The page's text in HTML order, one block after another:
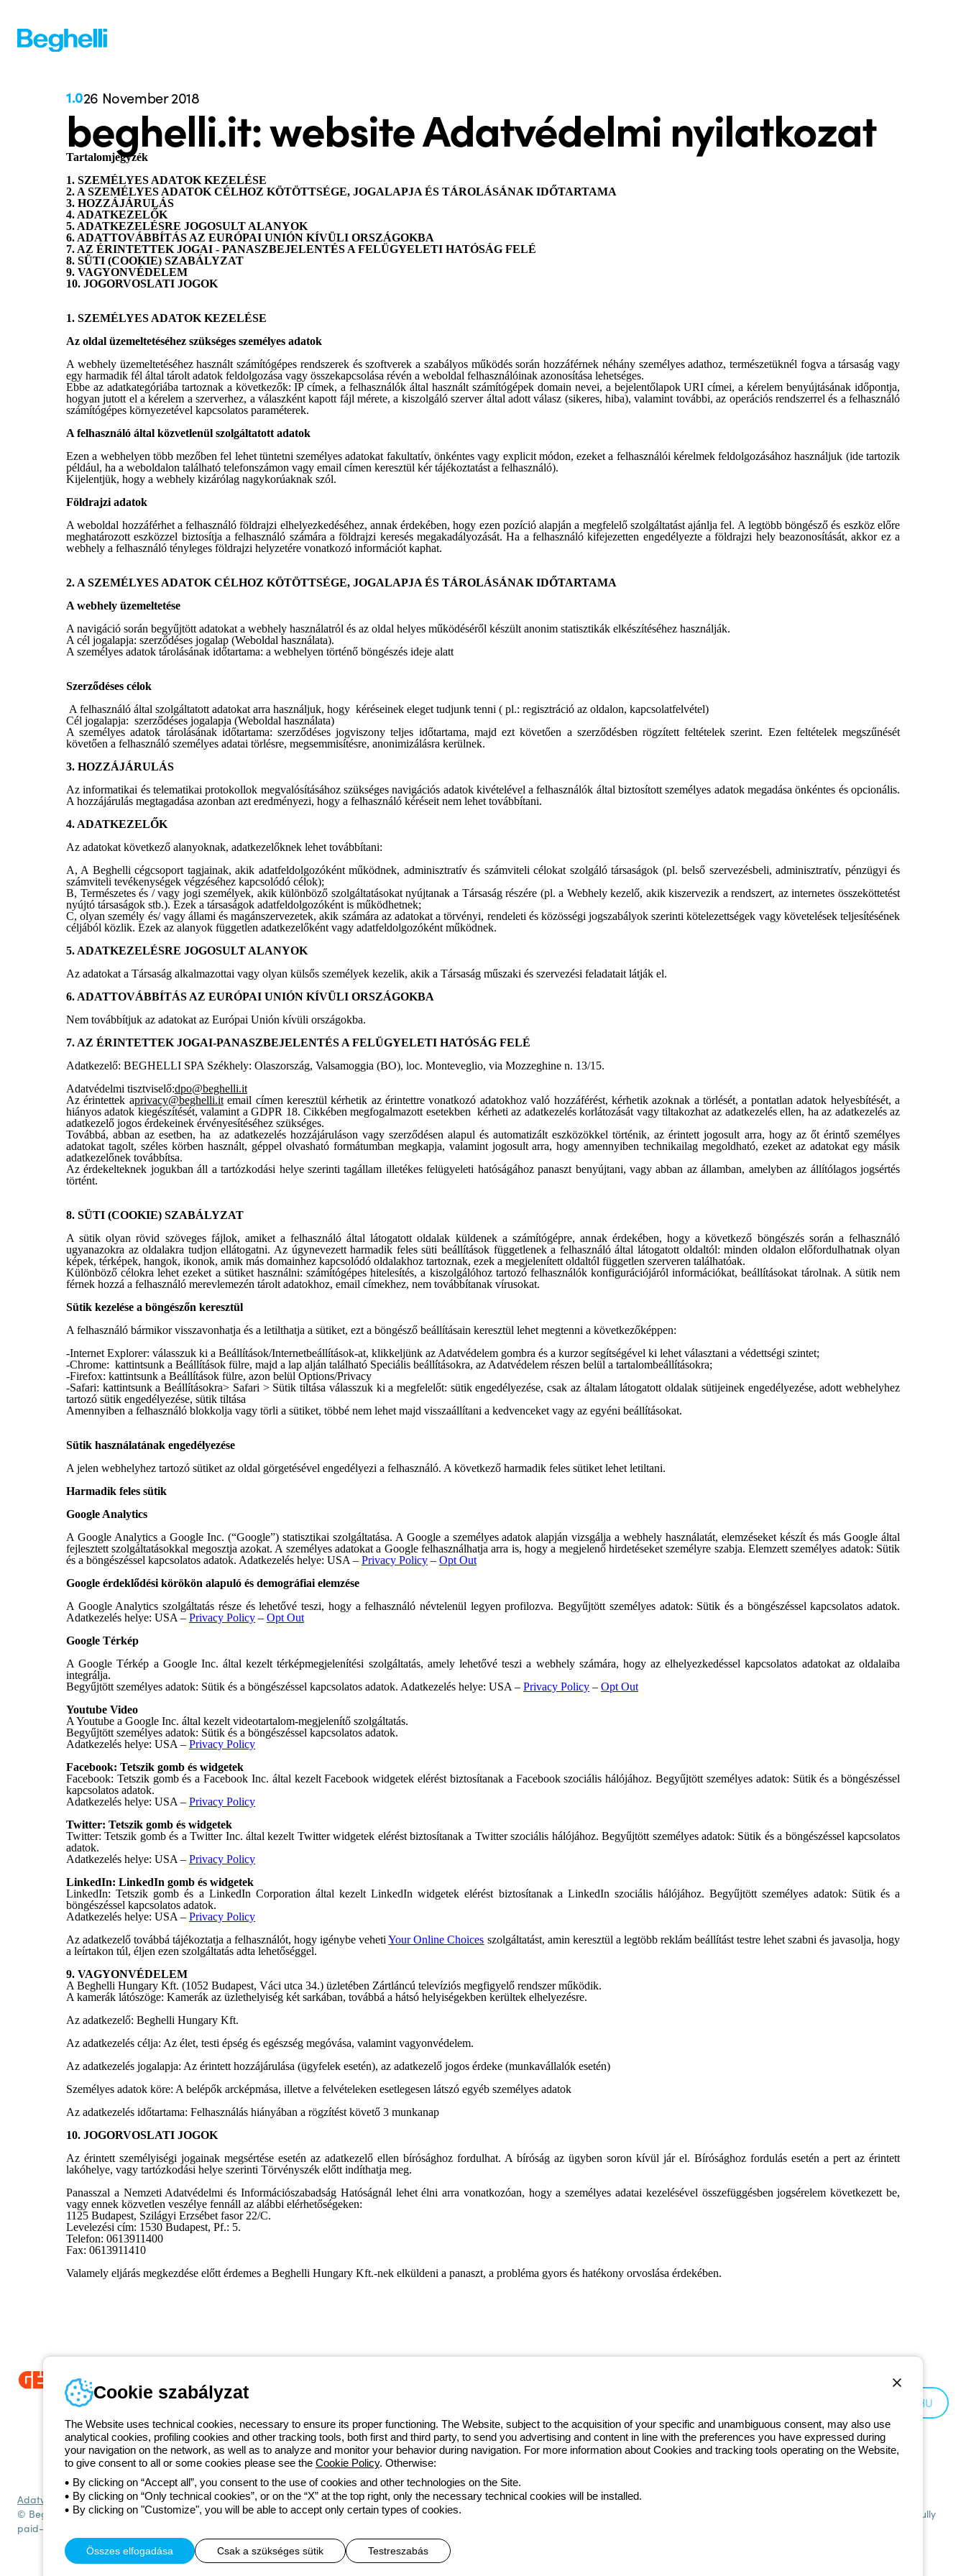
1.026 November 2018
beghelli.it: website Adatvédelmi nyilatkozat
Tartalomjegyzék
1. SZEMÉLYES ADATOK KEZELÉSE
2. A SZEMÉLYES ADATOK CÉLHOZ KÖTÖTTSÉGE, JOGALAPJA ÉS TÁROLÁSÁNAK IDŐTARTAMA
3. HOZZÁJÁRULÁS
4. ADATKEZELŐK
5. ADATKEZELÉSRE JOGOSULT ALANYOK
6. ADATTOVÁBBÍTÁS AZ EURÓPAI UNIÓN KÍVÜLI ORSZÁGOKBA
7. AZ ÉRINTETTEK JOGAI - PANASZBEJELENTÉS A FELÜGYELETI HATÓSÁG FELÉ
8. SÜTI (COOKIE) SZABÁLYZAT
9. VAGYONVÉDELEM
10. JOGORVOSLATI JOGOK
1. SZEMÉLYES ADATOK KEZELÉSE
Az oldal üzemeltetéséhez szükséges személyes adatok
A webhely üzemeltetéséhez használt számítógépes rendszerek és szoftverek a szabályos működés során hozzáférnek néhány személyes adathoz, természetüknél fogva a társaság vagy
egy harmadik fél által tárolt adatok feldolgozása vagy összekapcsolása révén a weboldal felhasználóinak azonosítása lehetséges.
Ebbe az adatkategóriába tartoznak a következők: IP címek, a felhasználók által használt számítógépek domain nevei, a bejelentőlapok URI címei, a kérelem benyújtásának időpontja,
hogyan jutott el a kérelem a szerverhez, a válaszként kapott fájl mérete, a kiszolgáló szerver által adott válasz (sikeres, hiba), valamint további, az operációs rendszerrel és a felhasználó
számítógépes környezetével kapcsolatos paraméterek.
A felhasználó által közvetlenül szolgáltatott adatok
Ezen a webhelyen több mezőben fel lehet tüntetni személyes adatokat fakultatív, önkéntes vagy explicit módon, ezeket a felhasználói kérelmek feldolgozásához használjuk (ide tartozik
például, ha a weboldalon található telefonszámon vagy email címen keresztül kér tájékoztatást a felhasználó).
Kijelentjük, hogy a webhely kizárólag nagykorúaknak szól.
Földrajzi adatok
A weboldal hozzáférhet a felhasználó földrajzi elhelyezkedéséhez, annak érdekében, hogy ezen pozíció alapján a megfelelő szolgáltatást ajánlja fel. A legtöbb böngésző és eszköz előre
meghatározott eszközzel biztosítja a felhasználó számára a földrajzi keresés megakadályozását. Ha a felhasználó kifejezetten engedélyezte a földrajzi hely beazonosítását, akkor ez a
webhely a felhasználó tényleges földrajzi helyzetére vonatkozó információt kaphat.
2. A SZEMÉLYES ADATOK CÉLHOZ KÖTÖTTSÉGE, JOGALAPJA ÉS TÁROLÁSÁNAK IDŐTARTAMA
A webhely üzemeltetése
A navigáció során begyűjtött adatokat a webhely használatról és az oldal helyes működéséről készült anonim statisztikák elkészítéséhez használják.
A cél jogalapja: szerződéses jogalap (Weboldal használata).
A személyes adatok tárolásának időtartama: a webhelyen történő böngészés ideje alatt
Szerződéses célok
A felhasználó által szolgáltatott adatokat arra használjuk, hogy kéréseinek eleget tudjunk tenni ( pl.: regisztráció az oldalon, kapcsolatfelvétel)
Cél jogalapja: szerződéses jogalapja (Weboldal használata)
A személyes adatok tárolásának időtartama: szerződéses jogviszony teljes időtartama, majd ezt követően a szerződésben rögzített feltételek szerint. Ezen feltételek megszűnését
követően a felhasználó személyes adatai törlésre, megsemmisítésre, anonimizálásra kerülnek.
3. HOZZÁJÁRULÁS
Az informatikai és telematikai protokollok megvalósításához szükséges navigációs adatok kivételével a felhasználók által biztosított személyes adatok megadása önkéntes és opcionális.
A hozzájárulás megtagadása azonban azt eredményezi, hogy a felhasználó kéréseit nem lehet továbbítani.
4. ADATKEZELŐK
Az adatokat következő alanyoknak, adatkezelőknek lehet továbbítani:
A, A Beghelli cégcsoport tagjainak, akik adatfeldolgozóként működnek, adminisztratív és számviteli célokat szolgáló társaságok (pl. belső szervezésbeli, adminisztratív, pénzügyi és
számviteli tevékenységek végzéséhez kapcsolódó célok);
B, Természetes és / vagy jogi személyek, akik különböző szolgáltatásokat nyújtanak a Társaság részére (pl. a Webhely kezelő, akik kiszervezik a rendszert, az internetes összeköttetést
nyújtó társaságok stb.). Ezek a társaságok adatfeldolgozóként is működhetnek;
C, olyan személy és/ vagy állami és magánszervezetek, akik számára az adatokat a törvényi, rendeleti és közösségi jogszabályok szerinti kötelezettségek vagy követelések teljesítésének
céljából közlik. Ezek az alanyok független adatkezelőként vagy adatfeldolgozóként működnek.
5. ADATKEZELÉSRE JOGOSULT ALANYOK
Az adatokat a Társaság alkalmazottai vagy olyan külsős személyek kezelik, akik a Társaság műszaki és szervezési feladatait látják el.
6. ADATTOVÁBBÍTÁS AZ EURÓPAI UNIÓN KÍVÜLI ORSZÁGOKBA
Nem továbbítjuk az adatokat az Európai Unión kívüli országokba.
7. AZ ÉRINTETTEK JOGAI-PANASZBEJELENTÉS A FELÜGYELETI HATÓSÁG FELÉ
Adatkezelő: BEGHELLI SPA Székhely: Olaszország, Valsamoggia (BO), loc. Monteveglio, via Mozzeghine n. 13/15.
Adatvédelmi tisztviselő:dpo@beghelli.it
Az érintettek aprivacy@beghelli.itemail címen keresztül kérhetik az érintettre vonatkozó adatokhoz való hozzáférést, kérhetik azoknak a törlését, a pontatlan adatok helyesbítését, a
hiányos adatok kiegészítését, valamint a GDPR 18. Cikkében megfogalmazott esetekben kérheti az adatkezelés korlátozását vagy tiltakozhat az adatkezelés ellen, ha az adatkezelés az
adatkezelő jogos érdekeinek érvényesítéséhez szükséges.
Továbbá, abban az esetben, ha az adatkezelés hozzájáruláson vagy szerződésen alapul és automatizált eszközökkel történik, az érintett jogosult arra, hogy az őt érintő személyes
adatokat tagolt, széles körben használt, géppel olvasható formátumban megkapja, valamint jogosult arra, hogy amennyiben technikailag megoldható, ezeket az adatokat egy másik
adatkezelőnek továbbítsa.
Az érdekelteknek jogukban áll a tartózkodási helye szerinti tagállam illetékes felügyeleti hatóságához panaszt benyújtani, vagy abban az államban, amelyben az állítólagos jogsértés
történt.
8. SÜTI (COOKIE) SZABÁLYZAT
A sütik olyan rövid szöveges fájlok, amiket a felhasználó által látogatott oldalak küldenek a számítógépre, annak érdekében, hogy a következő böngészés során a felhasználó
ugyanazokra az oldalakra tudjon ellátogatni. Az úgynevezett harmadik feles süti beállítások függetlenek a felhasználó által látogatott oldaltól: minden oldalon előfordulhatnak olyan
képek, térképek, hangok, ikonok, amik más domainhez kapcsolódó oldalakhoz tartoznak, ezek a megjelenített oldaltól független szerveren találhatóak.
Különböző célokra lehet ezeket a sütiket használni: számítógépes hitelesítés, a kiszolgálóhoz tartozó felhasználók konfigurációjáról információkat, beállításokat tárolnak. A sütik nem
férnek hozzá a felhasználó merevlemezén tárolt adatokhoz, email címekhez, nem továbbítanak vírusokat.
Sütik kezelése a böngészőn keresztül
A felhasználó bármikor visszavonhatja és a letilthatja a sütiket, ezt a böngésző beállításain keresztül lehet megtenni a következőképpen:
-Internet Explorer: válasszuk ki a Beállítások/Internetbeállítások-at, klikkeljünk az Adatvédelem gombra és a kurzor segítségével ki lehet választani a védettségi szintet;
-Chrome: kattintsunk a Beállítások fülre, majd a lap alján található Speciális beállításokra, az Adatvédelem részen belül a tartalombeállításokra;
-Firefox: kattintsunk a Beállítások fülre, azon belül Options/Privacy
-Safari: kattintsunk a Beállításokra> Safari > Sütik tiltása válasszuk ki a megfelelőt: sütik engedélyezése, csak az általam látogatott oldalak sütijeinek engedélyezése, adott webhelyhez
tartozó sütik engedélyezése, sütik tiltása
Amennyiben a felhasználó blokkolja vagy törli a sütiket, többé nem lehet majd visszaállítani a kedvenceket vagy az egyéni beállításokat.
Sütik használatának engedélyezése
A jelen webhelyhez tartozó sütiket az oldal görgetésével engedélyezi a felhasználó. A következő harmadik feles sütiket lehet letiltani.
Harmadik feles sütik
Google Analytics
A Google Analytics a Google Inc. (“Google”) statisztikai szolgáltatása. A Google a személyes adatok alapján vizsgálja a webhely használatát, elemzéseket készít és más Google által
fejlesztett szolgáltatásokkal megosztja azokat. A személyes adatokat a Google felhasználhatja arra is, hogy a megjelenő hirdetéseket személyre szabja. Elemzett személyes adatok: Sütik
és a böngészéssel kapcsolatos adatok. Adatkezelés helye: USA – Privacy Policy – Opt Out
Google érdeklődési körökön alapuló és demográfiai elemzése
A Google Analytics szolgáltatás része és lehetővé teszi, hogy a felhasználó névtelenül legyen profilozva. Begyűjtött személyes adatok: Sütik és a böngészéssel kapcsolatos adatok.
Adatkezelés helye: USA – Privacy Policy – Opt Out
Google Térkép
A Google Térkép a Google Inc. által kezelt térképmegjelenítési szolgáltatás, amely lehetővé teszi a webhely számára, hogy az elhelyezkedéssel kapcsolatos adatokat az oldalaiba
integrálja.
Begyűjtött személyes adatok: Sütik és a böngészéssel kapcsolatos adatok. Adatkezelés helye: USA – Privacy Policy – Opt Out
Youtube Video
A Youtube a Google Inc. által kezelt videotartalom-megjelenítő szolgáltatás.
Begyűjtött személyes adatok: Sütik és a böngészéssel kapcsolatos adatok.
Adatkezelés helye: USA – Privacy Policy
Facebook: Tetszik gomb és widgetek
Facebook: Tetszik gomb és a Facebook Inc. által kezelt Facebook widgetek elérést biztosítanak a Facebook szociális hálójához. Begyűjtött személyes adatok: Sütik és a böngészéssel
kapcsolatos adatok.
Adatkezelés helye: USA – Privacy Policy
Twitter: Tetszik gomb és widgetek
Twitter: Tetszik gomb és a Twitter Inc. által kezelt Twitter widgetek elérést biztosítanak a Twitter szociális hálójához. Begyűjtött személyes adatok: Sütik és a böngészéssel kapcsolatos
adatok.
Adatkezelés helye: USA – Privacy Policy
LinkedIn: LinkedIn gomb és widgetek
LinkedIn: Tetszik gomb és a LinkedIn Corporation által kezelt LinkedIn widgetek elérést biztosítanak a LinkedIn szociális hálójához. Begyűjtött személyes adatok: Sütik és a
böngészéssel kapcsolatos adatok.
Adatkezelés helye: USA – Privacy Policy
Az adatkezelő továbbá tájékoztatja a felhasználót, hogy igénybe vehetiYour Online Choices szolgáltatást, amin keresztül a legtöbb reklám beállítást testre lehet szabni és javasolja, hogy
a leírtakon túl, éljen ezen szolgáltatás adta lehetőséggel.
9. VAGYONVÉDELEM
A Beghelli Hungary Kft. (1052 Budapest, Váci utca 34.) üzletében Zártláncú televíziós megfigyelő rendszer működik.
A kamerák látószöge: Kamerák az üzlethelyiség két sarkában, továbbá a hátsó helyiségekben kerültek elhelyezésre.
Az adatkezelő: Beghelli Hungary Kft.
Az adatkezelés célja: Az élet, testi épség és egészség megóvása, valamint vagyonvédelem.
Az adatkezelés jogalapja: Az érintett hozzájárulása (ügyfelek esetén), az adatkezelő jogos érdeke (munkavállalók esetén)
Személyes adatok köre: A belépők arcképmása, illetve a felvételeken esetlegesen látszó egyéb személyes adatok
Az adatkezelés időtartama: Felhasználás hiányában a rögzítést követő 3 munkanap
10. JOGORVOSLATI JOGOK
Az érintett személyiségi jogainak megsértése esetén az adatkezelő ellen bírósághoz fordulhat. A bíróság az ügyben soron kívül jár el. Bírósághoz fordulás esetén a pert az érintett
lakóhelye, vagy tartózkodási helye szerinti Törvényszék előtt indíthatja meg.
Panasszal a Nemzeti Adatvédelmi és Információszabadság Hatóságnál lehet élni arra vonatkozóan, hogy a személyes adatai kezelésével összefüggésben jogsérelem következett be,
vagy ennek közvetlen veszélye fennáll az alábbi elérhetőségeken:
1125 Budapest, Szilágyi Erzsébet fasor 22/C.
Levelezési cím: 1530 Budapest, Pf.: 5.
Telefon: 0613911400
Fax: 0613911410
Valamely eljárás megkezdése előtt érdemes a Beghelli Hungary Kft.-nek elküldeni a panaszt, a probléma gyors és hatékony orvoslása érdekében.
Since 2025, Beghelli has been part of the GEWISS Group, within the GEWISS LightZone ecosystem, where
and end users in meeting their needs.Discover more about GEWISS
HU
Telefonszámok
Hétfőtől-péntekig: 8.00-16.30 1 951 3194
Adatvédelmi szabályzatCookie szabályzatÁltalános szerződési feltételekMinden szabályzatCredits
© Beghelli S.p.A. Sole Shareholder Company - Company subject to the direction and coordination of Gewiss S.p.A. - P.IVA (IT) 00666341201 - Registered in the Register of Companies of Bologna. Fully
paid-up capital: 10,000,000 Euro
Cookie szabályzat
The Website uses technical cookies, necessary to ensure its proper functioning. The Website, subject to the acquisition of your specific and unambiguous consent, may also use
analytical cookies, profiling cookies and other tracking tools, both first and third party, to send you advertising and content in line with the preferences you have expressed during
your navigation on the network, as well as to analyze and monitor your behavior during navigation. For more information about Cookies and tracking tools operating on the Website,
to give consent to all or some cookies please see the Cookie Policy. Otherwise:
By clicking on “Accept all”, you consent to the use of cookies and other technologies on the Site.
By clicking on “Only technical cookies”, or on the “X” at the top right, only the necessary technical cookies will be installed.
By clicking on "Customize", you will be able to accept only certain types of cookies.
Összes elfogadása Csak a szükséges sütik Testreszabás